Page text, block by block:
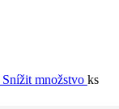
Snížit množstvo ks